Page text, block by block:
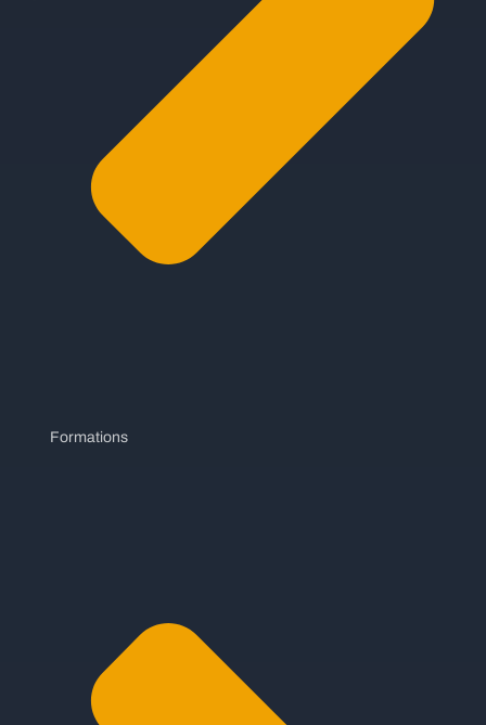
Formations